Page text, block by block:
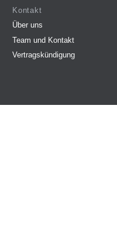
Kontakt
Über uns
Team und Kontakt
Vertragskündigung